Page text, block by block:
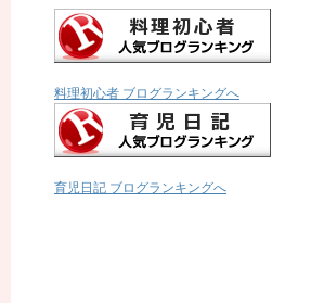
料理初心者 ブログランキングへ
育児日記 ブログランキングへ